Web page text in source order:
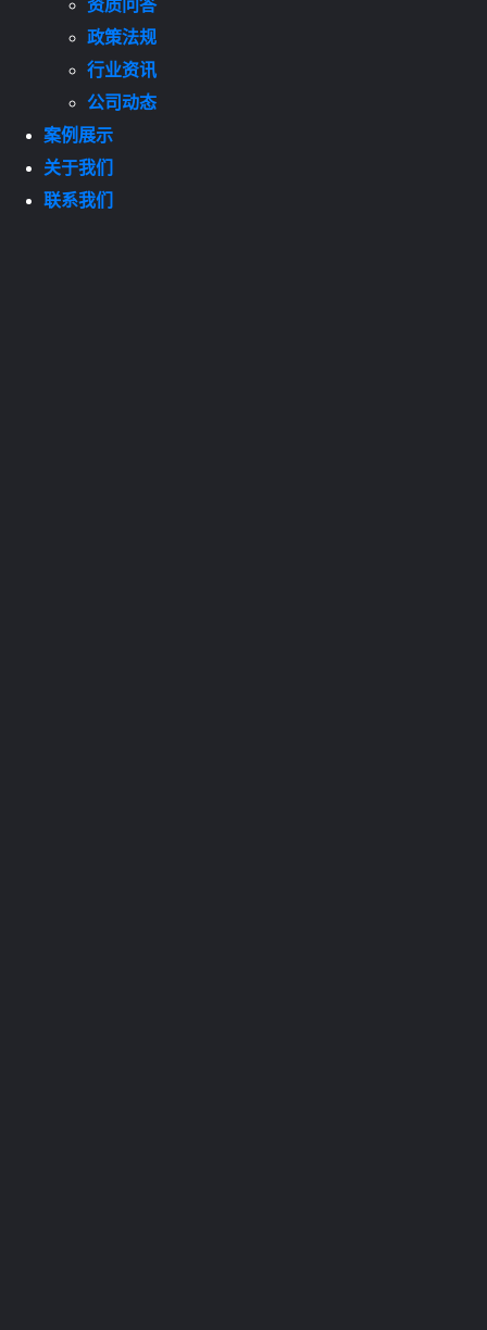
资质问答
政策法规
行业资讯
公司动态
案例展示
关于我们
联系我们